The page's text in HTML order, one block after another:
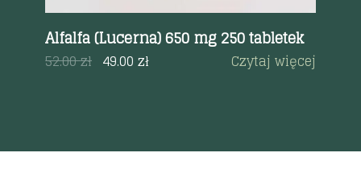
Alfalfa (Lucerna) 650 mg 250 tabletek
52.00zł 49.00zł Czytaj więcej